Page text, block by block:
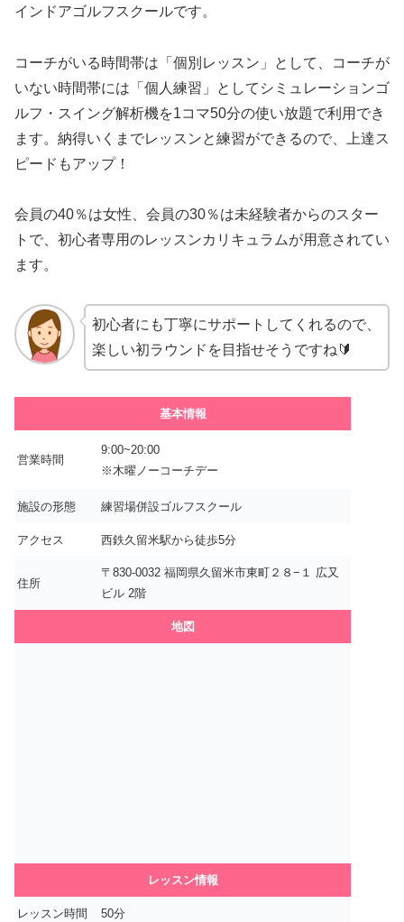
インドアゴルフスクールです。
コーチがいる時間帯は「個別レッスン」として、コーチが
いない時間帯には「個人練習」としてシミュレーションゴ
ルフ・スイング解析機を1コマ50分の使い放題で利用でき
ます。納得いくまでレッスンと練習ができるので、上達ス
ピードもアップ！
会員の40％は女性、会員の30％は未経験者からのスター
トで、初心者専用のレッスンカリキュラムが用意されてい
ます。
初心者にも丁寧にサポートしてくれるので、
楽しい初ラウンドを目指せそうですね🔰
基本情報
営業時間
9:00~20:00
※木曜ノーコーチデー
施設の形態 練習場併設ゴルフスクール
アクセス 西鉄久留米駅から徒歩5分
住所
〒830-0032 福岡県久留米市東町２８−１ 広又
ビル 2階
地図
レッスン情報
レッスン時間 50分